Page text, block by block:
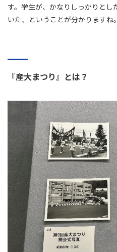
す。学生が、かなりしっかりとし
いた、ということが分かりますね。
『産大まつり』とは？